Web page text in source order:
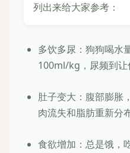
列出来给大家参考：
多饮多尿：狗狗喝水
100ml/kg，尿频到让
肚子变大：腹部膨胀
肉流失和脂肪重新分布
食欲增加：总是饿，